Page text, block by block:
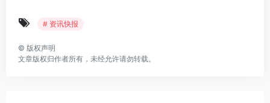
# 资讯快报
© 版权声明
文章版权归作者所有，未经允许请勿转载。